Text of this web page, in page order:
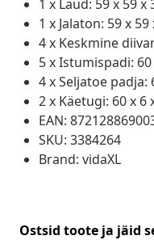
1 x Laud: 59 x 59 x
1 x Jalaton: 59 x 59
4 x Keskmine
5 x Istumispadi: 60
4 x Seljatoe padja:
2 x Käetugi: 60 x 6
EAN:
SKU: 3384264
Brand: vidaXL
Ostsid toote ja jäid